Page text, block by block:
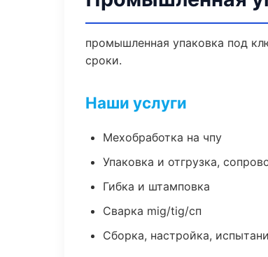
промышленная упаковка под
сроки.
Наши услуги
Мехобработка на чпу
Упаковка и отгрузка,
Гибка и штамповка
Сварка mig/tig/сп
Сборка, настройка,